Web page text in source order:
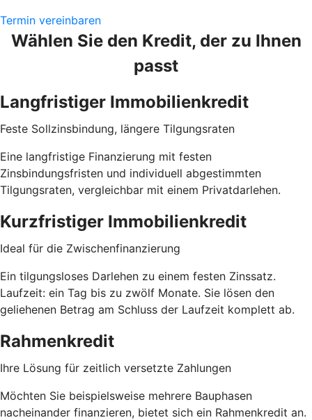
Termin vereinbaren
Wählen Sie den Kredit, der zu Ihnen
passt
Langfristiger Immobilienkredit
Feste Sollzinsbindung, längere Tilgungsraten
Eine langfristige Finanzierung mit festen
Zinsbindungsfristen und individuell abgestimmten
Tilgungsraten, vergleichbar mit einem Privatdarlehen.
Kurzfristiger Immobilienkredit
Ideal für die Zwischenfinanzierung
Ein tilgungsloses Darlehen zu einem festen Zinssatz.
Laufzeit: ein Tag bis zu zwölf Monate. Sie lösen den
geliehenen Betrag am Schluss der Laufzeit komplett ab.
Rahmenkredit
Ihre Lösung für zeitlich versetzte Zahlungen
Möchten Sie beispielsweise mehrere Bauphasen
nacheinander finanzieren, bietet sich ein Rahmenkredit an.